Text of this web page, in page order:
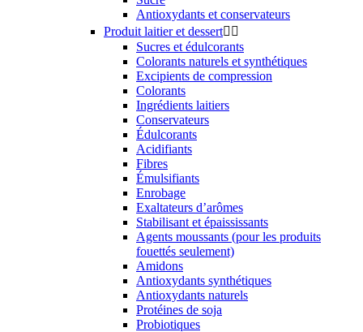
Antioxydants et conservateurs
Produit laitier et dessert 
Sucres et édulcorants
Colorants naturels et synthétiques
Excipients de compression
Colorants
Ingrédients laitiers
Conservateurs
Édulcorants
Acidifiants
Fibres
Émulsifiants
Enrobage
Exaltateurs d’arômes
Stabilisant et épaississants
Agents moussants (pour les produits
fouettés seulement)
Amidons
Antioxydants synthétiques
Antioxydants naturels
Protéines de soja
Probiotiques